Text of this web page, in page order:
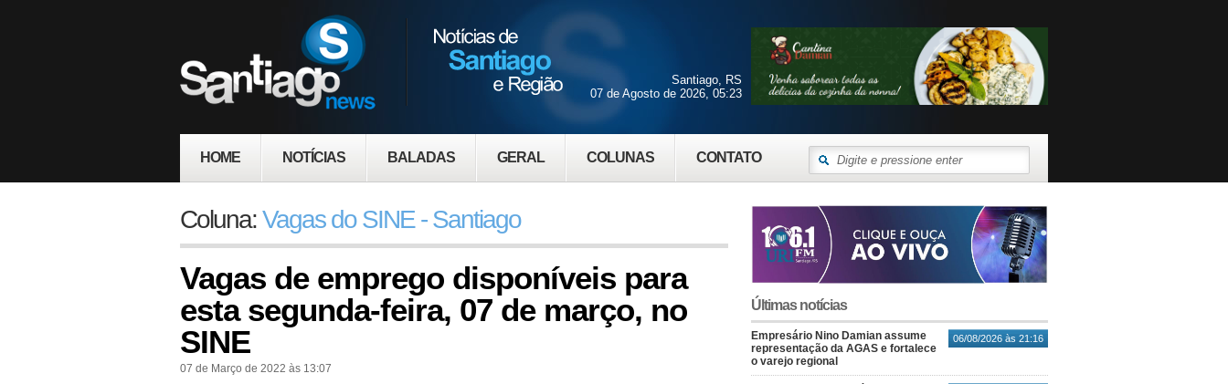
HOME NOTÍCIAS BALADAS GERAL COLUNAS CONTATO
Santiago, RS
07 de Agosto de 2026, 05:23
Coluna:Vagas do SINE - Santiago
Vagas de emprego disponíveis para
esta segunda-feira, 07 de março, no
SINE
07 de Março de 2022 às 13:07
Últimas notícias
06/08/2026 às 21:16
Empresário Nino Damian assume
representação da AGAS e fortalece
o varejo regional